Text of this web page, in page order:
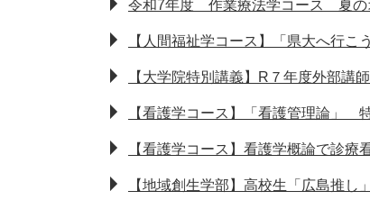
令和7年度 作業療法学コース 夏の
【人間福祉学コース】「県大へ行
【大学院特別講義】R７年度外部講
【看護学コース】「看護管理論」
【看護学コース】看護学概論で診療
【地域創生学部】高校生「広島推し